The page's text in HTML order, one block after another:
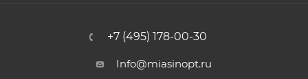
+7 (495) 178-00-30
Info@miasinopt.ru